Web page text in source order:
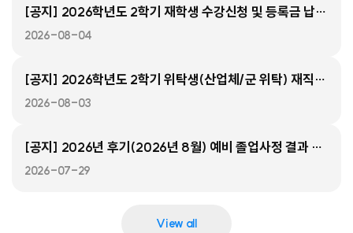
[공지] 2026학년도 2학기 재학생 수강신청 및 등록금 납부 안내
2026-08-04
[공지] 2026학년도 2학기 위탁생(산업체/군 위탁) 재직확인 안내
2026-08-03
[공지] 2026년 후기(2026년 8월) 예비 졸업사정 결과 확인 안내
2026-07-29
View all